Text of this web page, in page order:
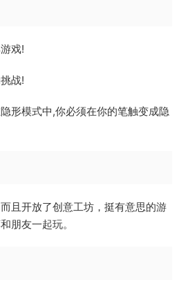
戏!
战!
形模式中,你必须在你的笔触变成隐
且开放了创意工坊，挺有意思的游
朋友一起玩。